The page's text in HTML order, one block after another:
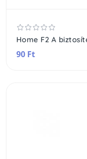
Home F2 A
90 Ft